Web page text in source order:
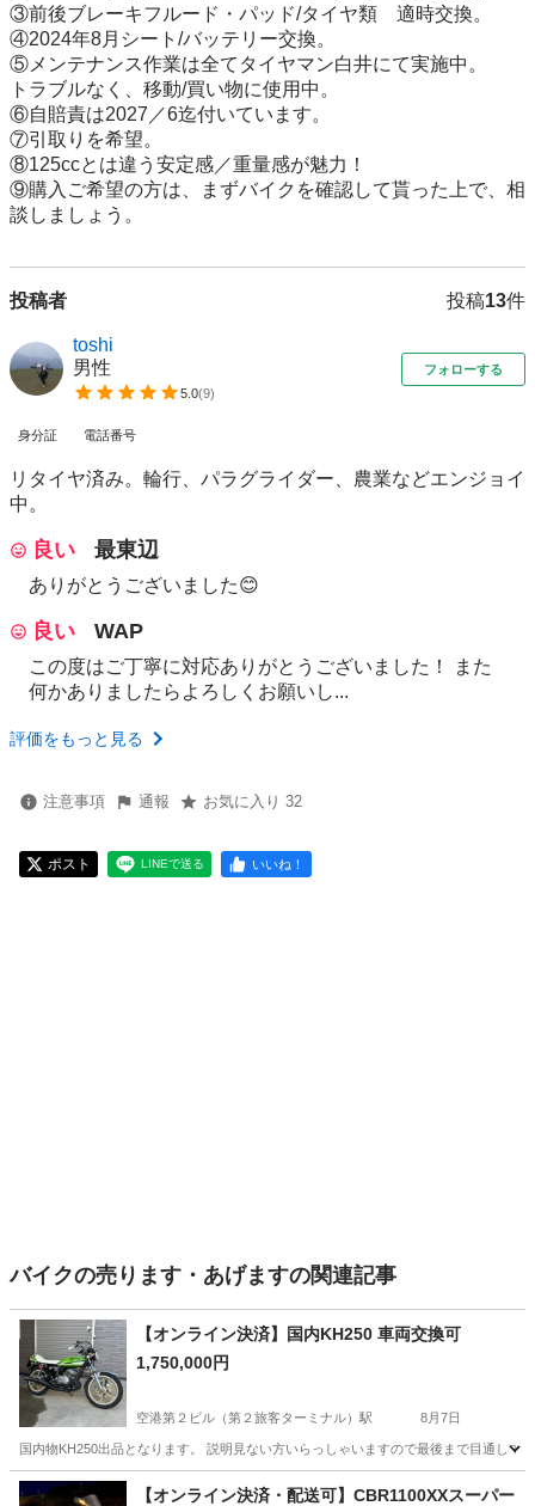
③前後ブレーキフルード・パッド/タイヤ類　適時交換。
④2024年8月シート/バッテリー交換。
⑤メンテナンス作業は全てタイヤマン白井にて実施中。
トラブルなく、移動/買い物に使用中。
⑥自賠責は2027／6迄付いています。
⑦引取りを希望。
⑧125ccとは違う安定感／重量感が魅力！
⑨購入ご希望の方は、まずバイクを確認して貰った上で、相
談しましょう。
投稿者 投稿13件
toshi
男性
5.0(9)
フォローする
身分証 電話番号
リタイヤ済み。輪行、パラグライダー、農業などエンジョイ
中。
良い 最東辺
ありがとうございました😊
良い WAP
この度はご丁寧に対応ありがとうございました！ また
何かありましたらよろしくお願いし...
評価をもっと見る
注意事項 通報 お気に入り 32
ポスト LINEで送る いいね！
バイクの売ります・あげますの関連記事
【オンライン決済】国内KH250 車両交換可
1,750,000円
空港第２ビル（第２旅客ターミナル）駅 8月7日
国内物KH250出品となります。 説明見ない方いらっしゃいますので最後まで目通し
千葉 成田市 空港第２ビル（第２旅客ターミナル）駅
【オンライン決済・配送可】CBR1100XXスーパー